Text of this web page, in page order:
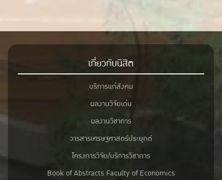
เกี่ยวกับนิสิต
บริการแก่สังคม
ผลงานวิจัยเด่น
ผลงานวิชาการ
วารสารเศรษฐศาสตร์ประยุกต์
โครงการวิจัย/บริการวิชาการ
Book of Abstracts Faculty of Economics